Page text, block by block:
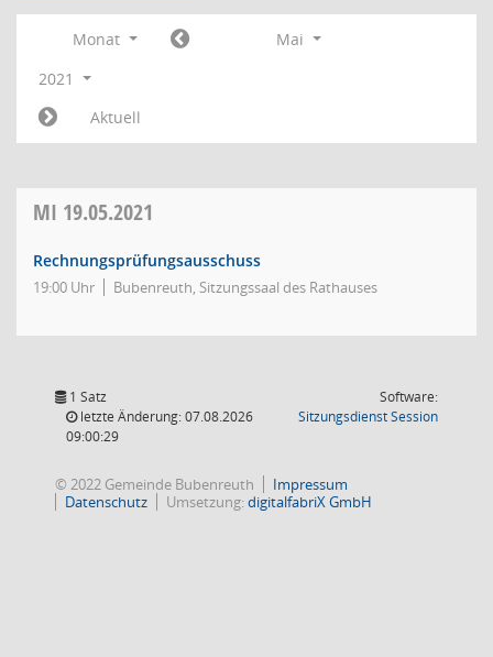
Monat
Mai
2021
Aktuell
MI 19.05.2021
Rechnungsprüfungsausschuss
19:00 Uhr Bubenreuth, Sitzungssaal des Rathauses
1 Satz
letzte Änderung: 07.08.2026
09:00:29
Software:
SitzungsdienstSession(Wird in
© 2022 Gemeinde Bubenreuth
Impressum
Datenschutz
Umsetzung:digitalfabriX GmbH